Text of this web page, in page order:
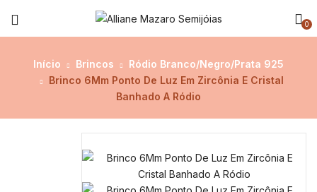
0
Início Brincos
Ródio Branco/Negro/Prata 925
Brinco 6Mm Ponto De Luz Em Zircônia E Cristal
Banhado A Ródio